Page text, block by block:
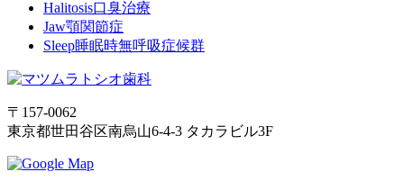
Halitosis口臭治療
Jaw顎関節症
Sleep睡眠時無呼吸症候群
〒157-0062
東京都世田谷区南烏山6-4-3 タカラビル3F